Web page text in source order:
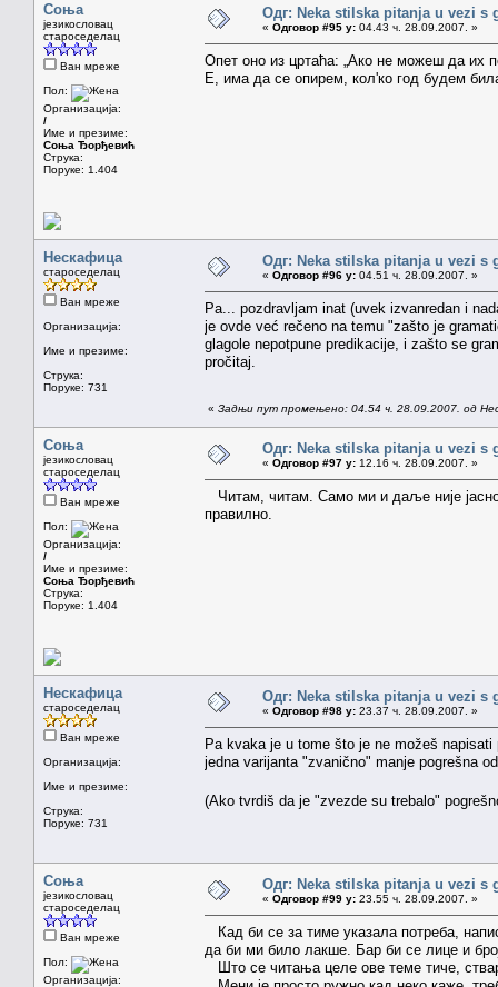
Соња
језикословац
староседелац
Ван мреже
Пол:
Организација:
/
Име и презиме:
Соња Ђорђевић
Струка:
Поруке: 1.404
Одг: Neka stilska pitanja u vezi s
« Одговор #95 у: 04.43 ч. 28.09.2007. »
Опет оно из цртаћа: „Ако не можеш да их
Е, има да се опирем, кол'ко год будем
Нескафица
староседелац
Ван мреже
Организација:
Име и презиме:
Струка:
Поруке: 731
Одг: Neka stilska pitanja u vezi s
« Одговор #96 у: 04.51 ч. 28.09.2007. »
Pa... pozdravljam inat (uvek izvanredan i
je ovde već rečeno na temu "zašto je
glagole nepotpune predikacije, i zašto se
pročitaj.
« Задњи пут промењено: 04.54 ч. 28.09.2007. од
Соња
језикословац
староседелац
Ван мреже
Пол:
Организација:
/
Име и презиме:
Соња Ђорђевић
Струка:
Поруке: 1.404
Одг: Neka stilska pitanja u vezi s
« Одговор #97 у: 12.16 ч. 28.09.2007. »
Читам, читам. Само ми и даље није јасно
правилно.
Нескафица
староседелац
Ван мреже
Организација:
Име и презиме:
Струка:
Поруке: 731
Одг: Neka stilska pitanja u vezi s
« Одговор #98 у: 23.37 ч. 28.09.2007. »
Pa kvaka je u tome što je ne možeš
jedna varijanta "zvanično" manje pogrešna
(Ako tvrdiš da je "zvezde su trebalo"
Соња
језикословац
староседелац
Ван мреже
Пол:
Организација:
Одг: Neka stilska pitanja u vezi s
« Одговор #99 у: 23.55 ч. 28.09.2007. »
Кад би се за тиме указала потреба,
да би ми било лакше. Бар би се лице и
Што се читања целе ове теме тиче,